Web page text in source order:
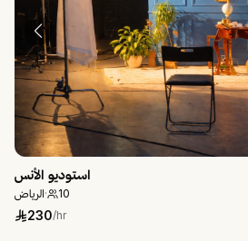
استوديو الأنس
الرياض· 10
230/hr